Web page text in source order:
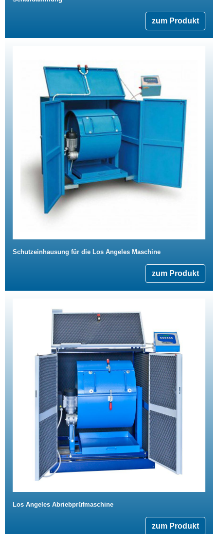
zum Produkt
Schutzeinhausung für die Los Angeles Maschine
zum Produkt
Los Angeles Abriebprüfmaschine
zum Produkt